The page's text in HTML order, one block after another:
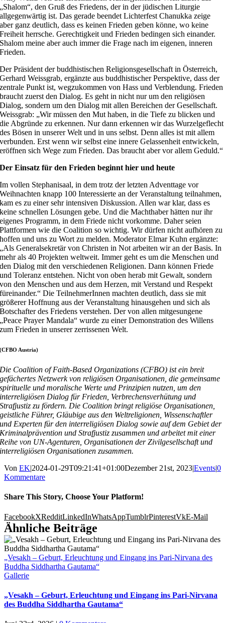
„Shalom“, den Gruß des Friedens, der in der jüdischen Liturgie
allgegenwärtig ist. Das gerade beendet Lichterfest Chanukka zeige
aber ganz deutlich, dass es keinen Frieden geben könne, wo keine
Freiheit herrsche. Gerechtigkeit und Frieden bedingen sich einander.
Shalom meine aber auch immer die Frage nach im eigenen, inneren
Frieden.
Der Präsident der buddhistischen Religionsgesellschaft in Österreich,
Gerhard Weissgrab, ergänzte aus buddhistischer Perspektive, dass der
zentrale Punkt ist, wegzukommen von Hass und Verblendung. Frieden
braucht zuerst den Dialog. Es geht in nicht nur um den religiösen
Dialog, sondern um den Dialog mit allen Bereichen der Gesellschaft.
Weissgrab: „Wir müssen den Mut haben, in die Tiefe zu blicken und
die Abgründe zu erkennen. Nur dann erkennen wir das Wurzelgeflecht
des Bösen in unserer Welt und in uns selbst. Denn alles ist mit allem
verbunden. Erst wenn wir selbst eine innere Gelassenheit entwickeln,
eröffnen sich Wege zum Frieden. Das braucht aber vor allem Geduld.“
Der Einsatz für den Frieden beginnt hier und heute
Im vollen Stephanisaal, in dem trotz der letzten Adventtage vor
Weihnachten knapp 100 Interessierte an der Veranstaltung teilnahmen,
kam es zu einer sehr intensiven Diskussion. Allen war klar, dass es
keine schnellen Lösungen gebe. Und die Machthaber hätten nur ihr
eigenes Programm, in dem Friede nicht vorkomme. Daher seien
Plattformen wie die Coalition so wichtig. Wir dürfen nicht aufhören zu
hoffen und uns zu Wort zu melden. Moderator Elmar Kuhn ergänzte:
„Als Generalsekretär von Christen in Not arbeiten wir an der Basis. In
mehr als 40 Projekten weltweit. Immer geht es um die Menschen und
den Dialog mit den verschiedenen Religionen. Dann können Friede
und Toleranz entstehen. Nicht von oben herab mit Gewalt, sondern
von den Menschen und aus dem Herzen, mit Verstand und Respekt
füreinander.“ Die TeilnehmerInnen machten deutlich, dass sie mit
größerer Hoffnung aus der Veranstaltung hinausgehen und sich als
Botschafter des Friedens verstehen. Der von allen mitgesungene
„Peace Prayer Mandala“ wurde zu einer Demonstration des Willens
zum Frieden in unserer zerrissenen Welt.
(CFBO Austria)
Die Coalition of Faith-Based Organizations (CFBO) ist ein breit
gefächertes Netzwerk von religiösen Organisationen, die gemeinsame
spirituelle und moralische Werte und Prinzipien nutzen, um den
interreligiösen Dialog für Frieden, Verbrechensverhütung und
Strafjustiz zu fördern. Die Coalition bringt religiöse Organisationen,
geistliche Führer, Gläubige aus den Weltreligionen, Wissenschaftler
und Experten für den interreligiösen Dialog sowie auf dem Gebiet der
Kriminalprävention und Strafjustiz zusammen und arbeitet mit einer
Reihe von UN-Agenturen, Organisationen der Zivilgesellschaft und
interreligiösen Organisationen zusammen.
Von EK|2024-01-29T09:21:41+01:00Dezember 21st, 2023|Events|0
Kommentare
Share This Story, Choose Your Platform!
FacebookXRedditLinkedInWhatsAppTumblrPinterestVkE-Mail
Ähnliche Beiträge
„Vesakh – Geburt, Erleuchtung und Eingang ins Pari-Nirvana des
Buddha Siddhartha Gautama“
Gallerie
„Vesakh – Geburt, Erleuchtung und Eingang ins Pari-Nirvana
des Buddha Siddhartha Gautama“